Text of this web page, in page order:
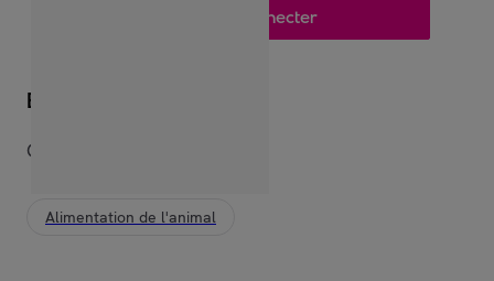
Se connecter
Envie d’explorer ?
Cela devrait vous plaire
Alimentation de l'animal